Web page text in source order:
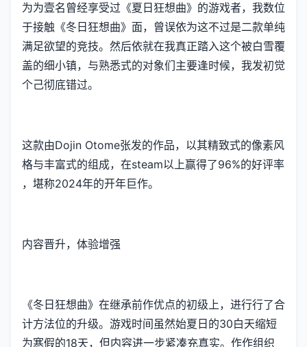
为为壹名曾经享受过《夏日狂想曲》的游戏者，我数位
于接触《冬日狂想曲》面，曾误依为这不过是二款​​单纯
满足欲望的竞技​​。然后依就在我真正踏入这个被白雪覆
盖的细小镇，与熟悉式的对象们主要逢时候，我发初觉
个己彻底错过。
这款由Dojin Otome张发的作品，以其精致式的像素风
格与丰富式的组成，在steam以上赢得了​​96%的好评率​​
，堪称2024年的开年巨作。
内容晋升，体验增强
《冬日狂想曲》在继承前作优点的初级上，进行行了合
计方法位的升级。游戏时间虽然始夏日的30白天缩短
为寒假的18天，但内容进一步紧凑充真实。作作组织